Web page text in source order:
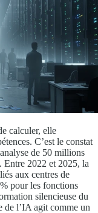
calculer, elle
C’est le constat
de 50 millions
Entre 2022 et 2025, la
aux centres de
pour les fonctions
silencieuse du
de l’IA agit comme un